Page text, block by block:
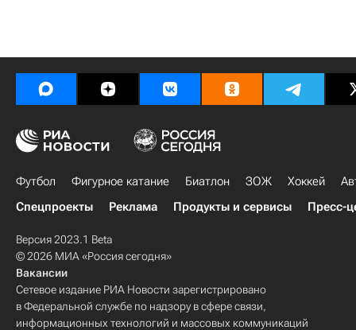
Футбол Фигурное катание Биатлон ЗОЖ Хоккей
Спецпроекты
Реклама Продукты и сервисы Пресс-
Версия 2023.1 Beta
© 2026 МИА «Россия сегодня»
Вакансии
Сетевое издание РИА Новости зарегистрировано
в Федеральной службе по надзору в сфере связи,
информационных технологий и массовых коммуникаций